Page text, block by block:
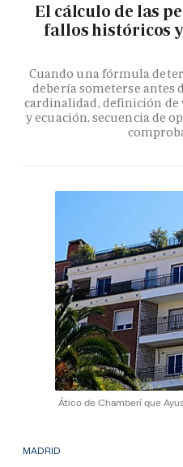
El cálculo de las
fallos históricos
Cuando una fórmula
debería someterse antes
cardinalidad, definición de
y ecuación, secuencia de
Ático de Chamberí que
MADRID